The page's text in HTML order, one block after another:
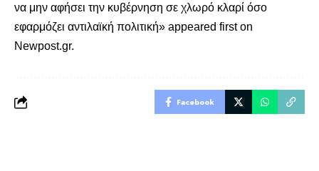
να μην αφήσει την κυβέρνηση σε χλωρό κλαρί όσο
εφαρμόζει αντιλαϊκή πολιτική» appeared first on
Newpost.gr.
Facebook